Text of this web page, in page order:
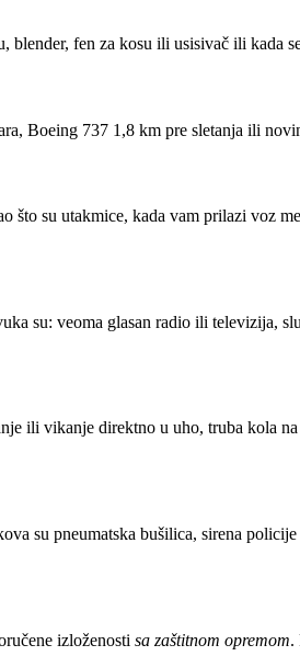
fen za kosu ili usisivač ili kada
Boeing 737 1,8 km pre sletanja ili
što su utakmice, kada vam prilazi voz
su: veoma glasan radio ili televizija,
ili vikanje direktno u uho, truba kola
su pneumatska bušilica, sirena
izloženosti sa zaštitnom opremom.